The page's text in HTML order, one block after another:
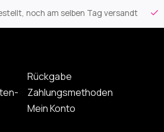
noch am selben Tag versandt
Rückgabe
Zahlungsmethoden
Mein Konto